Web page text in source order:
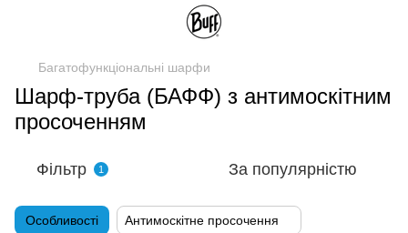
Багатофункціональні шарфи
Шарф-труба (БАФФ) з антимоскітним
просоченням
Фільтр 1 За популярністю
Особливості Антимоскітне просочення